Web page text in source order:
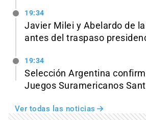
19:34
Javier Milei y Abelardo de
antes del traspaso
19:34
Selección Argentina
Juegos Suramericanos
Ver todas las noticias